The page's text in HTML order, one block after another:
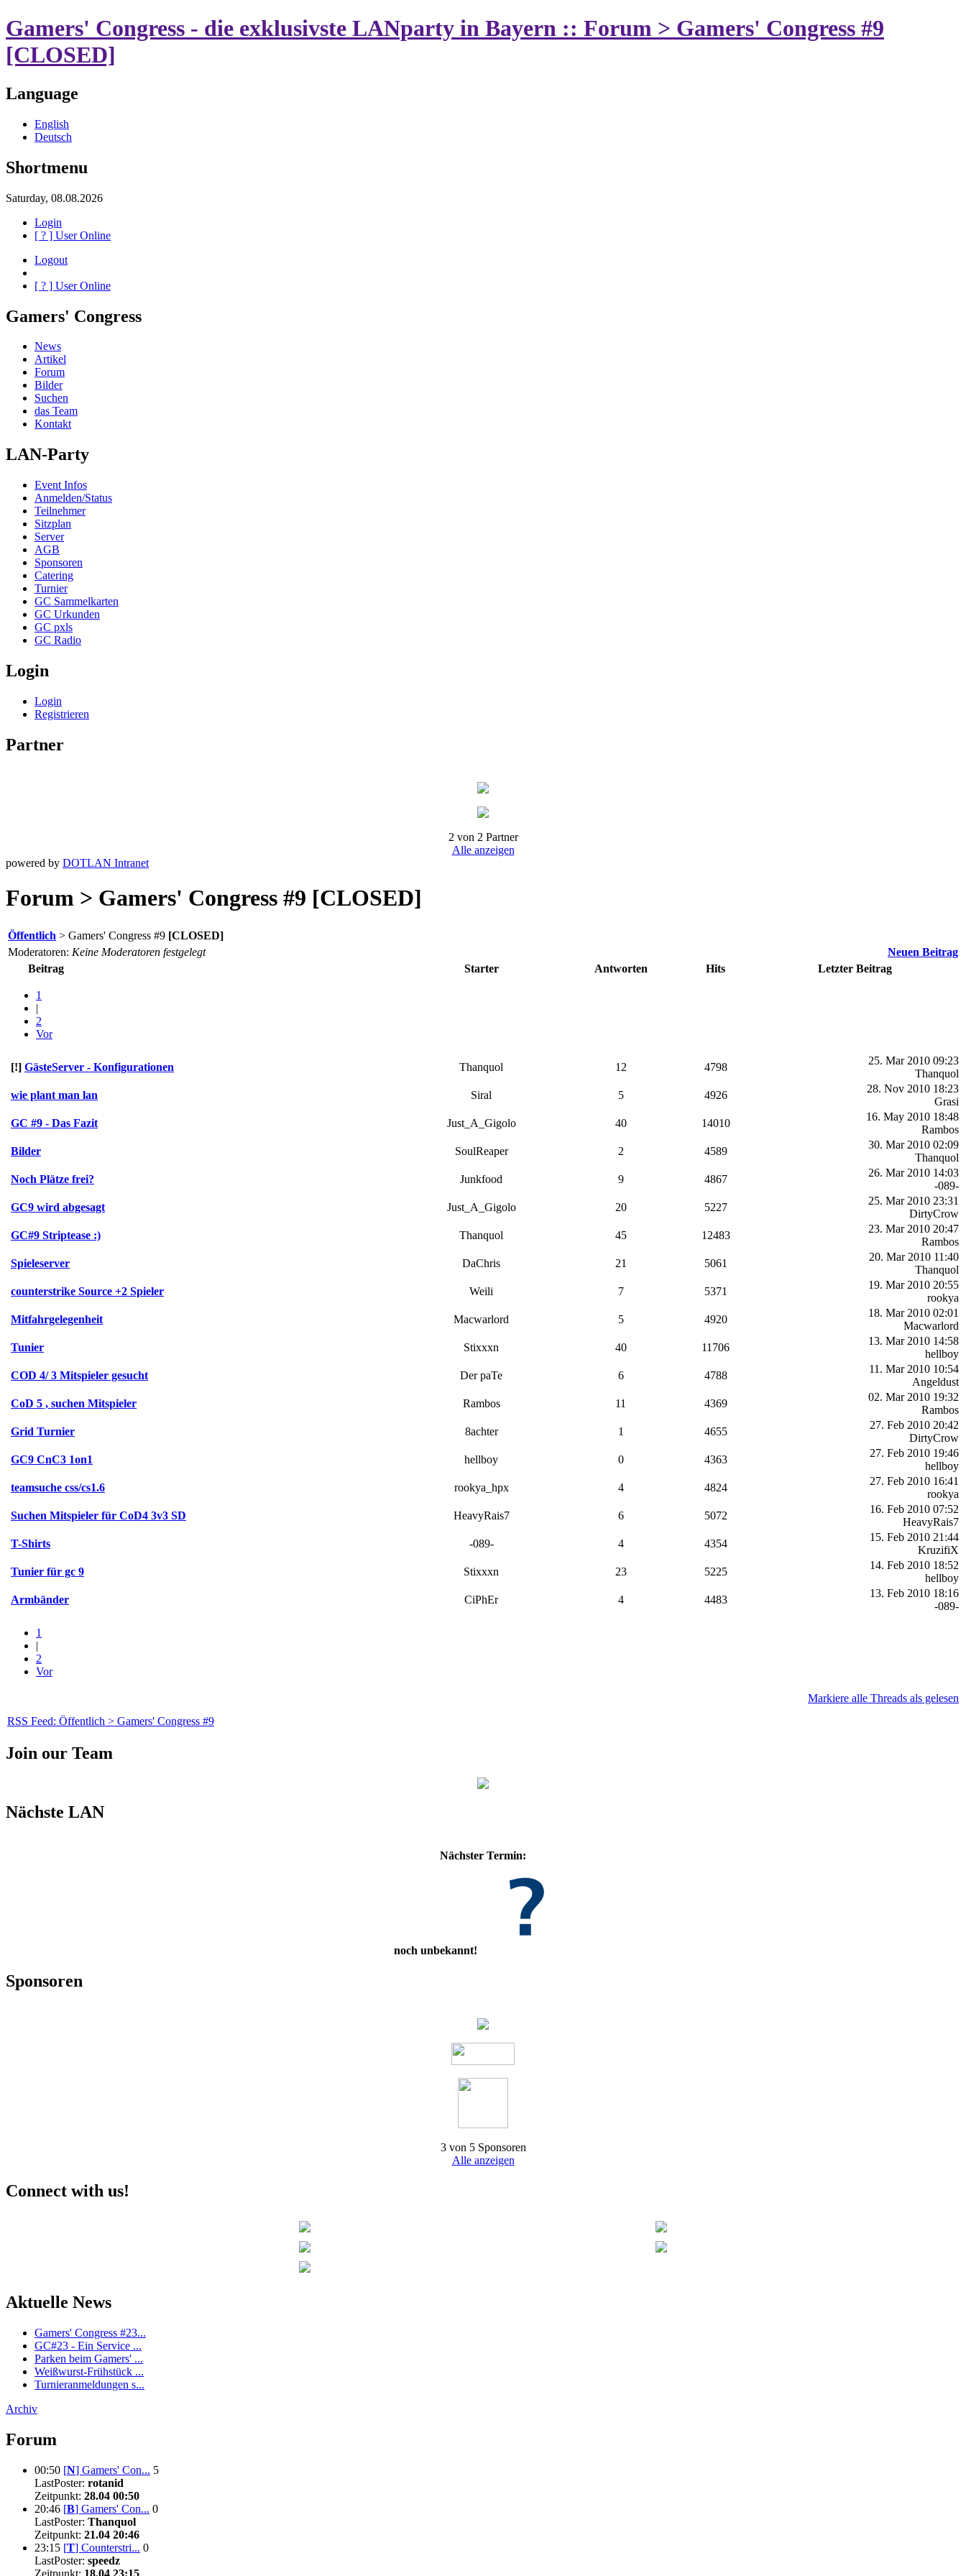
Gamers' Congress - die exklusivste LANparty in Bayern :: Forum > Gamers' Congress #9
[CLOSED]
Language
English
Deutsch
Shortmenu
Saturday, 08.08.2026
Login
[ ? ] User Online
Logout
[ ? ] User Online
Gamers' Congress
News
Artikel
Forum
Bilder
Suchen
das Team
Kontakt
LAN-Party
Event Infos
Anmelden/Status
Teilnehmer
Sitzplan
Server
AGB
Sponsoren
Catering
Turnier
GC Sammelkarten
GC Urkunden
GC pxls
GC Radio
Login
Login
Registrieren
Partner
2 von 2 Partner
Alle anzeigen
powered by DOTLAN Intranet
Forum > Gamers' Congress #9 [CLOSED]
Öffentlich > Gamers' Congress #9 [CLOSED]
Moderatoren: Keine Moderatoren festgelegt
Neuen Beitrag
Beitrag
Starter Antworten Hits Letzter Beitrag
1
|
2
Vor
[!] GästeServer - Konfigurationen Thanquol 12 4798
25. Mar 2010 09:23
Thanquol
wie plant man lan
Siral 5 4926
28. Nov 2010 18:23
Grasi
GC #9 - Das Fazit
Just_A_Gigolo 40 14010
16. May 2010 18:48
Rambos
Bilder
SoulReaper 2 4589
30. Mar 2010 02:09
Thanquol
Noch Plätze frei?
Junkfood 9 4867
26. Mar 2010 14:03
-089-
GC9 wird abgesagt
Just_A_Gigolo 20 5227
25. Mar 2010 23:31
DirtyCrow
GC#9 Striptease :)
Thanquol 45 12483
23. Mar 2010 20:47
Rambos
Spieleserver
DaChris 21 5061
20. Mar 2010 11:40
Thanquol
counterstrike Source +2 Spieler
Weili 7 5371
19. Mar 2010 20:55
rookya
Mitfahrgelegenheit
Macwarlord 5 4920
18. Mar 2010 02:01
Macwarlord
Tunier
Stixxxn 40 11706
13. Mar 2010 14:58
hellboy
COD 4/ 3 Mitspieler gesucht
Der paTe 6 4788
11. Mar 2010 10:54
Angeldust
CoD 5 , suchen Mitspieler
Rambos 11 4369
02. Mar 2010 19:32
Rambos
Grid Turnier
8achter 1 4655
27. Feb 2010 20:42
DirtyCrow
GC9 CnC3 1on1
hellboy 0 4363
27. Feb 2010 19:46
hellboy
teamsuche css/cs1.6
rookya_hpx 4 4824
27. Feb 2010 16:41
rookya
Suchen Mitspieler für CoD4 3v3 SD
HeavyRais7 6 5072
16. Feb 2010 07:52
HeavyRais7
T-Shirts
-089- 4 4354
15. Feb 2010 21:44
KruzifiX
Tunier für gc 9
Stixxxn 23 5225
14. Feb 2010 18:52
hellboy
Armbänder
CiPhEr 4 4483
13. Feb 2010 18:16
-089-
1
|
2
Vor
Markiere alle Threads als gelesen
RSS Feed: Öffentlich > Gamers' Congress #9
Join our Team
Nächste LAN
Nächster Termin:
noch unbekannt!
Sponsoren
3 von 5 Sponsoren
Alle anzeigen
Connect with us!
Aktuelle News
Gamers' Congress #23...
GC#23 - Ein Service ...
Parken beim Gamers' ...
Weißwurst-Frühstück ...
Turnieranmeldungen s...
Archiv
Forum
00:50 [N] Gamers' Con... 5
LastPoster: rotanid
Zeitpunkt: 28.04 00:50
20:46 [B] Gamers' Con... 0
LastPoster: Thanquol
Zeitpunkt: 21.04 20:46
23:15 [T] Counterstri... 0
LastPoster: speedz
Zeitpunkt: 18.04 23:15